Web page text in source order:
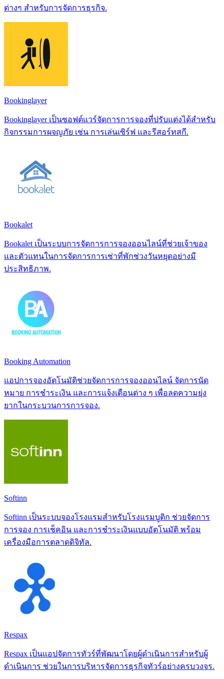
ต่างๆ สำหรับการจัดการธุรกิจ.
Bookinglayer
Bookinglayer เป็นซอฟต์แวร์จัดการการจองที่ปรับแต่งได้สำหรับ
กิจกรรมการผจญภัย เช่น การเล่นเซิร์ฟ และรีสอร์ทสกี.
Bookalet
Bookalet เป็นระบบการจัดการการจองออนไลน์ที่ช่วยเจ้าของ
และตัวแทนในการจัดการการเช่าที่พักช่วงวันหยุดอย่างมี
ประสิทธิภาพ.
Booking Automation
แอปการจองอัตโนมัติช่วยจัดการการจองออนไลน์ จัดการนัด
หมาย การชำระเงิน และการแจ้งเตือนต่าง ๆ เพื่อลดความยุ่ง
ยากในกระบวนการการจอง.
Softinn
Softinn เป็นระบบจองโรงแรมสำหรับโรงแรมบูติก ช่วยจัดการ
การจอง การเช็คอิน และการชำระเงินแบบอัตโนมัติ พร้อม
เครื่องมือการตลาดดิจิทัล.
Respax
Respax เป็นแอปจัดการทัวร์ที่พัฒนาโดยผู้ดำเนินการสำหรับผู้
ดำเนินการ ช่วยในการบริหารจัดการธุรกิจทัวร์อย่างครบวงจร.